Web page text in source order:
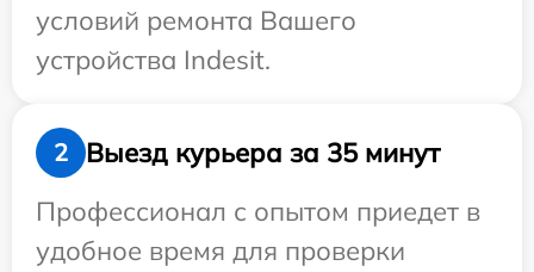
условий ремонта Вашего
устройства Indesit.
2
Выезд курьера за 35 минут
Профессионал с опытом приедет в
удобное время для проверки